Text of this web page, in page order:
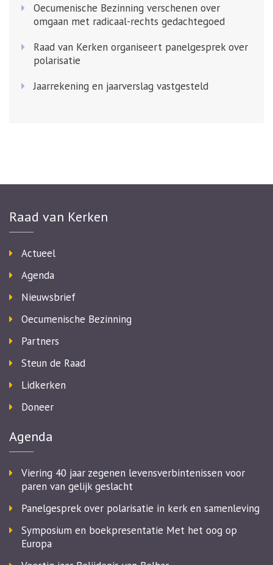
Oecumenische Bezinning verschenen over
omgaan met radicaal-rechts gedachtegoed
Raad van Kerken organiseert panelgesprek over
polarisatie
Jaarrekening en jaarverslag vastgesteld
Raad van Kerken
Actueel
Agenda
Nieuwsbrief
Oecumenische Bezinning
Partners
Steun de Raad
Lidkerken
Doneer
Agenda
Viering 40 jaar zegenen levensverbintenissen voor
paren van gelijk geslacht
Panelgesprek over polarisatie in kerk en samenleving
Symposium en boekpresentatie Met het oog op
Europa